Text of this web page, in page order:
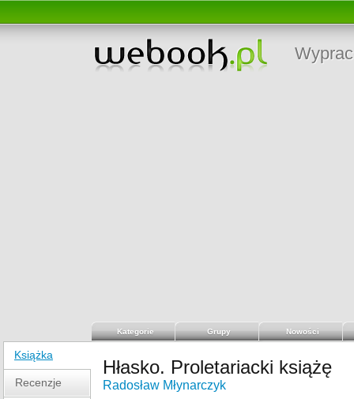
Kategorie Grupy Nowości
Książka
Recenzje
Hłasko. Proletariacki książę
Radosław Młynarczyk